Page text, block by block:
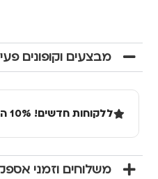
מבצעים וקופונים
ללקוחות חדשים! 10% הנחה בקנייה ראשונה מעל 100 שקל באתר.
משלוחים וזמני